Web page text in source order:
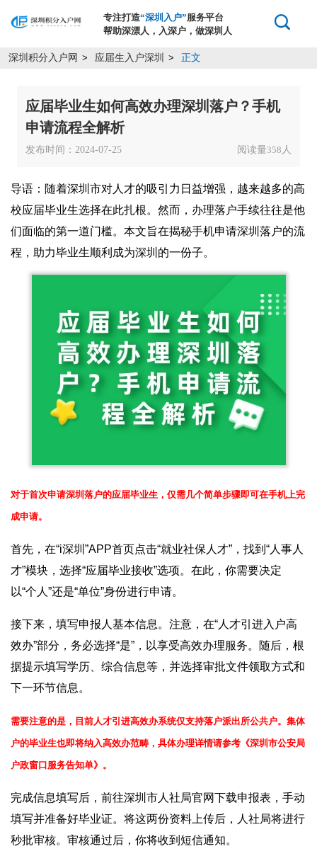
专注打造“深圳入户”服务平台
帮助深漂人，入深户，做深圳人
深圳积分入户网 > 应届生入户深圳 > 正文
应届毕业生如何高效办理深圳落户？手机
申请流程全解析
发布时间：2024-07-25 阅读量358 人
导语：随着深圳市对人才的吸引力日益增强，越来越多的高
校应届毕业生选择在此扎根。然而，办理落户手续往往是他
们面临的第一道门槛。本文旨在揭秘手机申请深圳落户的流
程，助力毕业生顺利成为深圳的一份子。
对于首次申请深圳落户的应届毕业生，仅需几个简单步骤即可在手机上完
成申请。
首先，在“i深圳”APP首页点击“就业社保人才”，找到“人事人
才”模块，选择“应届毕业接收”选项。在此，你需要决定
以“个人”还是“单位”身份进行申请。
接下来，填写申报人基本信息。注意，在“人才引进入户高
效办”部分，务必选择“是”，以享受高效办理服务。随后，根
据提示填写学历、综合信息等，并选择审批文件领取方式和
下一环节信息。
需要注意的是，目前人才引进高效办系统仅支持落户派出所公共户。集体
户的毕业生也即将纳入高效办范畴，具体办理详情请参考《深圳市公安局
户政窗口服务告知单》。
完成信息填写后，前往深圳市人社局官网下载申报表，手动
填写并准备好毕业证。将这两份资料上传后，人社局将进行
秒批审核。审核通过后，你将收到短信通知。